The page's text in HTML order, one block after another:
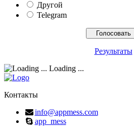
Другой
Telegram
Результаты
Loading ...
Контакты
info@appmess.com
app_mess